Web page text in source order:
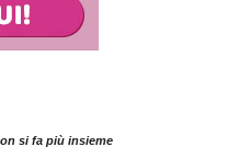
si fa più insieme